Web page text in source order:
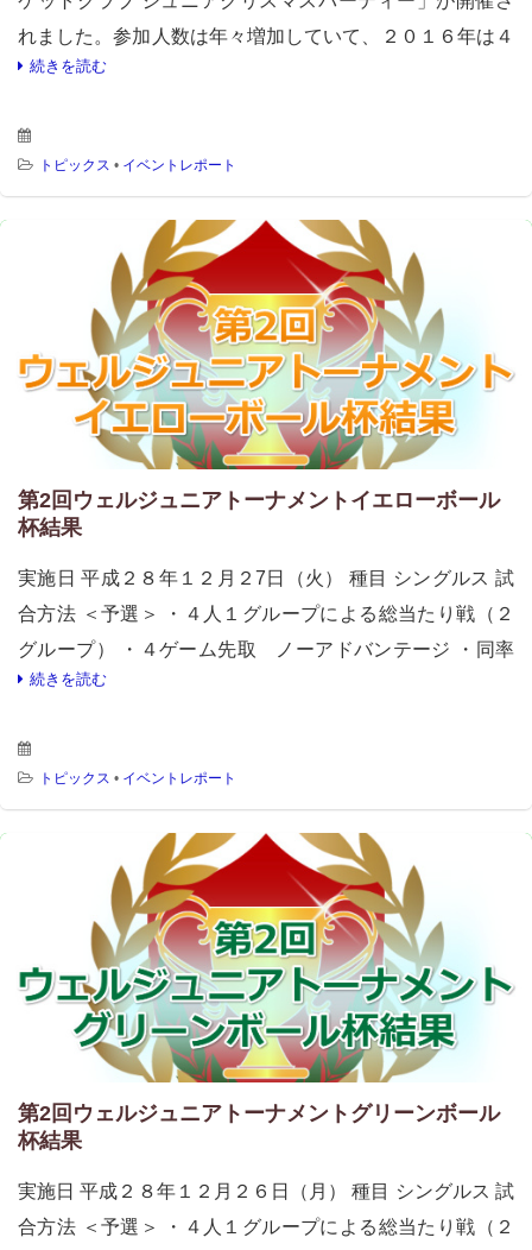
れました。参加人数は年々増加していて、２０１６年は４
８名となり大盛況！ 特に各種ゲームが白熱して、大いに
続きを読む
トピックス • イベントレポート
第2回ウェルジュニアトーナメントイエローボール
杯結果
実施日 平成２８年１２月２7日（火） 種目 シングルス 試
合方法 ＜予選＞ ・４人１グループによる総当たり戦（２
グループ） ・４ゲーム先取 ノーアドバンテージ ・同率
の場合は得失ゲーム数により順位確定 ・得失ゲームも同
続きを読む
トピックス • イベントレポート
第2回ウェルジュニアトーナメントグリーンボール
杯結果
実施日 平成２８年１２月２６日（月） 種目 シングルス 試
合方法 ＜予選＞ ・４人１グループによる総当たり戦（２